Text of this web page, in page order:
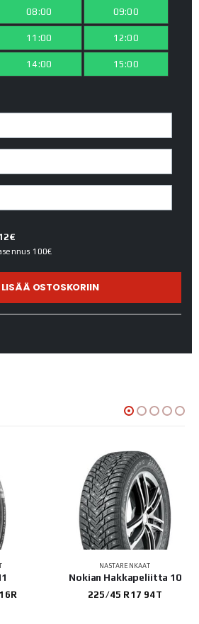
08:00 09:00
11:00 12:00
14:00 15:00
100€
LISÄÄ OSTOSKORIIN
NASTARENKAAT
Nokian Hakkapeliitta 10
225/45 R17 94T